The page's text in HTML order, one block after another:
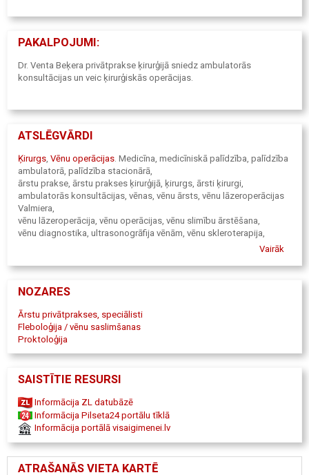
PAKALPOJUMI:
Dr. Venta Beķera privātprakse ķirurģijā sniedz ambulatorās
konsultācijas un veic ķirurģiskās operācijas.
ATSLĒGVĀRDI
Ķirurgs Vēnu operācijas Medicīna, medicīniskā palīdzība, palīdzība
ambulatorā, palīdzība stacionārā,
ārstu prakse, ārstu prakses ķirurģijā, ķirurgs, ārsti ķirurgi,
ambulatorās konsultācijas, vēnas, vēnu ārsts, vēnu lāzeroperācijas
Valmiera,
vēnu lāzeroperācija, vēnu operācijas, vēnu slimību ārstēšana,
vēnu diagnostika, ultrasonogrāfija vēnām, vēnu skleroterapija,
putuskleroterapija, operācijas, mīksto audu operācijas, ādas
zemādas veidojumu operācijas, trūču operācijas, miniflebektomijas
žultsakmeņa operācijas,
Valmiera, Valka, Vidzeme.
Vairāk
NOZARES
Ārstu privātprakses, speciālisti
Fleboloģija / vēnu saslimšanas
Proktoloģija
SAISTĪTIE RESURSI
Informācija ZL datubāzē
Informācija Pilseta24 portālu tīklā
Informācija portālā visaigimenei.lv
ATRAŠANĀS VIETA KARTĒ